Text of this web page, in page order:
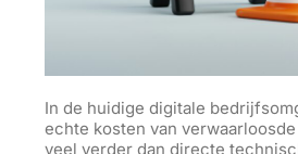
In de huidige digitale
echte kosten van
veel verder dan directe